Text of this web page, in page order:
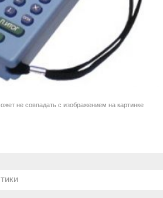
не совпадать с изображением на картинке